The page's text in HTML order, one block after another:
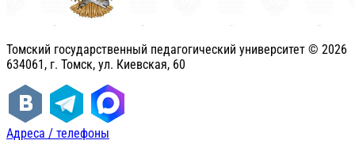
Томский государственный педагогический университет © 2026
634061, г. Томск, ул. Киевская, 60
Адреса / телефоны